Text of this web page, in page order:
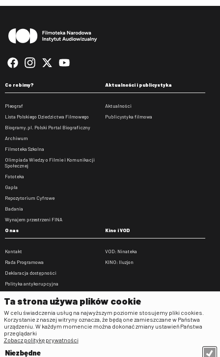
Co robimy?
Pleograf
Lista Polskiego Dziedzictwa Filmowego
Biogramy.pl. Polski Portal Biograficzny
Archiwum
Filmoteka Szkolna
Olimpiada Wiedzy o Filmie i Komunikacji
Społecznej
Fototeka
Gapla
Repozytorium Cyfrowe
Badania
Wynajem przestrzeni FINA
Aktualności i publicystyka
Aktualności
Publicystyka filmowa
O nas
Kontakt
Rada Programowa
Deklaracja dostępności
Polityka antykorupcyjna
Zamówienia publiczne
Praca w FINA
Kino i VOD
VOD: Ninateka
KINO: Iluzjon
Regulaminy
Ta strona używa plików cookie
W celu świadczenia usług na najwyższym poziomie stosujemy pliki cookies.
Korzystanie z naszej witryny oznacza, że będą one zamieszczane w Państwa
urządzeniu. W każdym momencie można dokonać zmiany ustawień Państwa
przeglądarki
Zobacz politykę prywatności
Niezbędne